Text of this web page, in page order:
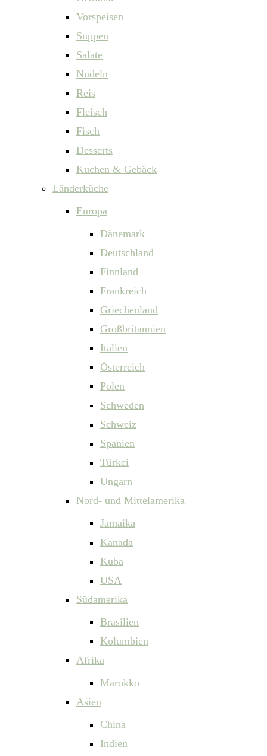
Vorspeisen
Suppen
Salate
Nudeln
Reis
Fleisch
Fisch
Desserts
Kuchen & Gebäck
Länderküche
Europa
Dänemark
Deutschland
Finnland
Frankreich
Griechenland
Großbritannien
Italien
Österreich
Polen
Schweden
Schweiz
Spanien
Türkei
Ungarn
Nord- und Mittelamerika
Jamaika
Kanada
Kuba
USA
Südamerika
Brasilien
Kolumbien
Afrika
Marokko
Asien
China
Indien